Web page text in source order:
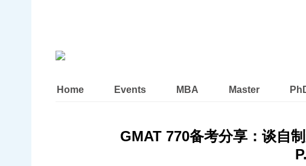
Home Events MBA Master
GMAT 770备考分享：谈自